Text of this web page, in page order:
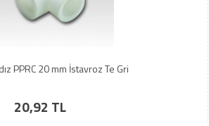
PPRC 20 mm İstavroz Te Gri
20,92 TL